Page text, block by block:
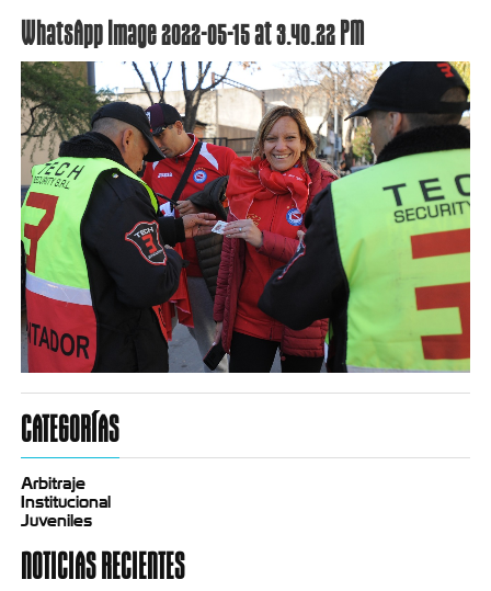
WhatsApp Image 2022-05-15 at 3.40.22 PM
CATEGORÍAS
Arbitraje
Institucional
Juveniles
NOTICIAS RECIENTES